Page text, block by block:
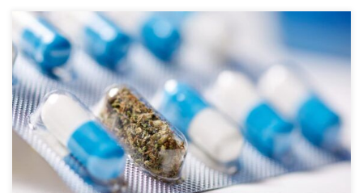
Od 2017 roku w Niemczech obowiązuje ustawa o konopiach
medycznych, która zapewnia pacjentom dostęp do leków z konopi
indyjskich. Jednak […]